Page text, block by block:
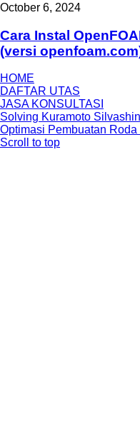
October 6, 2024
Cara Instal
(versi
HOME
DAFTAR UTAS
JASA KONSULTASI
Solving Kuramoto
Optimasi Pembuatan Roda
Scroll to top